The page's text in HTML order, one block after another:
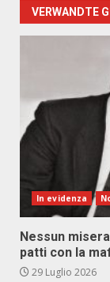
VERWANDTE
In evidenza
Nessun
patti con la
29 Luglio 2026